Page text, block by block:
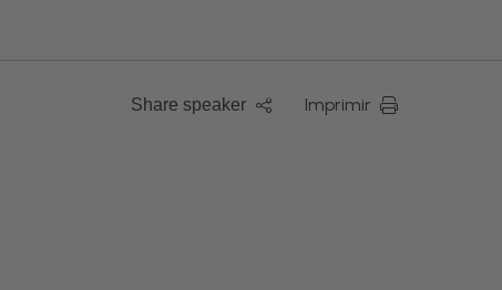
Share speaker Imprimir